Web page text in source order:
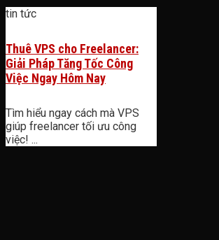
tin tức
Thuê VPS cho Freelancer:
Giải Pháp Tăng Tốc Công
Việc Ngay Hôm Nay
Tìm hiểu ngay cách mà VPS
giúp freelancer tối ưu công
việc! ...